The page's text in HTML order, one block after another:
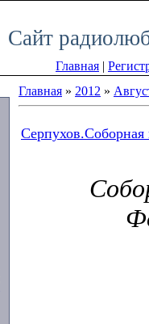
Сайт
Главная |
Главная » 2012 »
Серпухов.Соборная